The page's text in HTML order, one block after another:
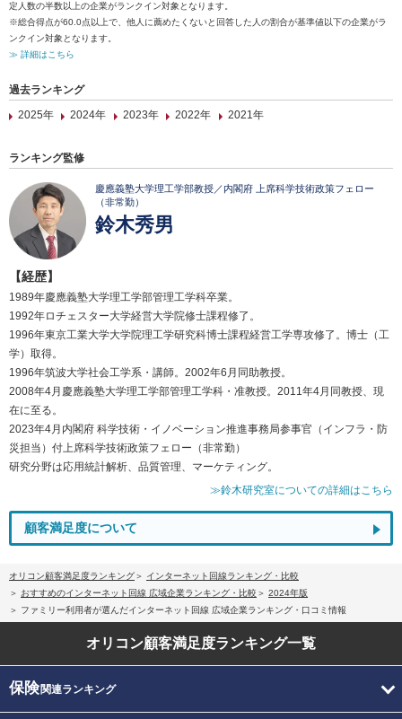
定人数の半数以上の企業がランクイン対象となります。
※総合得点が60.0点以上で、他人に薦めたくないと回答した人の割合が基準値以下の企業がラ
ンクイン対象となります。
≫ 詳細はこちら
過去ランキング
2025年
2024年 2023年 2022年 2021年
ランキング監修
慶應義塾大学理工学部教授／内閣府 上席科学技術政策フェロー
（非常勤）
鈴木秀男
【経歴】
1989年慶應義塾大学理工学部管理工学科卒業。
1992年ロチェスター大学経営大学院修士課程修了。
1996年東京工業大学大学院理工学研究科博士課程経営工学専攻修了。博士（工
学）取得。
1996年筑波大学社会工学系・講師。2002年6月同助教授。
2008年4月慶應義塾大学理工学部管理工学科・准教授。2011年4月同教授、現
在に至る。
2023年4月内閣府 科学技術・イノベーション推進事務局参事官（インフラ・防
災担当）付上席科学技術政策フェロー（非常勤）
研究分野は応用統計解析、品質管理、マーケティング。
≫鈴木研究室についての詳細はこちら
顧客満足度について
オリコン顧客満足度ランキング
インターネット回線ランキング・比較
おすすめのインターネット回線 広域企業ランキング・比較
2024年版
ファミリー利用者が選んだインターネット回線 広域企業ランキング・口コミ情報
オリコン顧客満足度ランキング一覧
保険関連ランキング